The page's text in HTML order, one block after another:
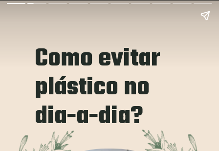
Como evitar
plástico no
dia-a-dia?